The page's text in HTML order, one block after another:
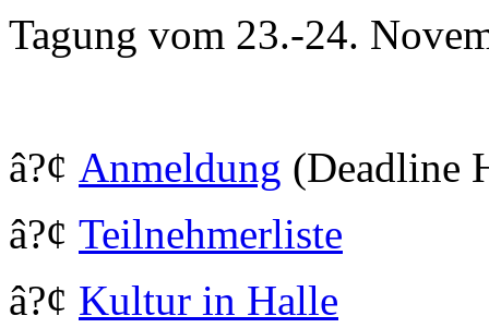
Tagung vom 23.-24.
â?¢ Anmeldung (Deadline
â?¢ Teilnehmerliste
â?¢ Kultur in Halle